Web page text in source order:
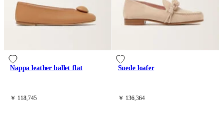
Nappa leather ballet flat
￥ 118,745
Suede loafer
￥ 136,364